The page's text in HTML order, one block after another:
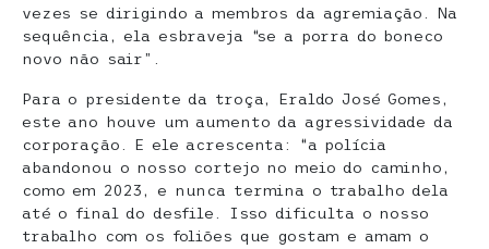
vezes se dirigindo a membros da agremiação. Na
sequência, ela esbraveja “se a porra do boneco
novo não sair”.
Para o presidente da troça, Eraldo José Gomes,
este ano houve um aumento da agressividade da
corporação. E ele acrescenta: “a polícia
abandonou o nosso cortejo no meio do caminho,
como em 2023, e nunca termina o trabalho dela
até o final do desfile. Isso dificulta o nosso
trabalho com os foliões que gostam e amam o